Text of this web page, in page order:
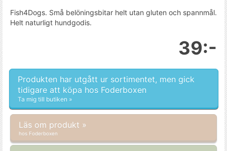
Fish4Dogs. Små belöningsbitar helt utan gluten och spannmål.
Helt naturligt hundgodis.
39:-
Produkten har utgått ur sortimentet, men gick
tidigare att köpa hos Foderboxen
Ta mig till butiken »
Läs om produkt »
hos Foderboxen